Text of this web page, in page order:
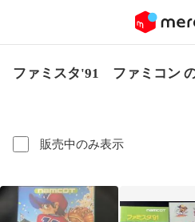
ファミスタ'91 ファミコン
販売中のみ表示